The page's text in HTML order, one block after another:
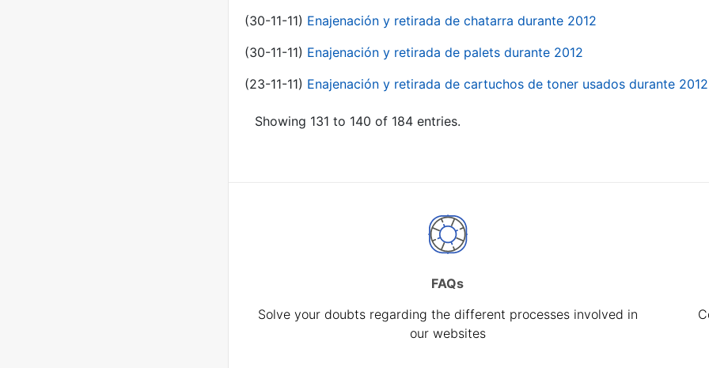
(30-11-11) Enajenación y retirada de chatarra durante 2012
(30-11-11) Enajenación y retirada de palets durante 2012
(23-11-11) Enajenación y retirada de cartuchos de toner usados durante 2012
Showing 131 to 140 of 184 entries.
FAQs
Solve your doubts regarding the different processes involved in
our websites